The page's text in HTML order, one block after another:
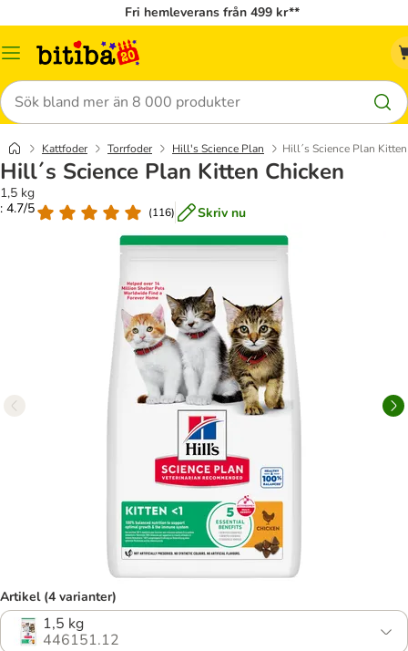
Fri hemleverans från 499 kr**
Meny
Sök
Kattfoder Torrfoder Hill's Science Plan Hill´s Science Plan
Hill´s Science Plan Kitten Chicken
1,5 kg
: 4.7/5
(116) Skriv nu
Artikel (4 varianter)
1,5 kg
446151.12